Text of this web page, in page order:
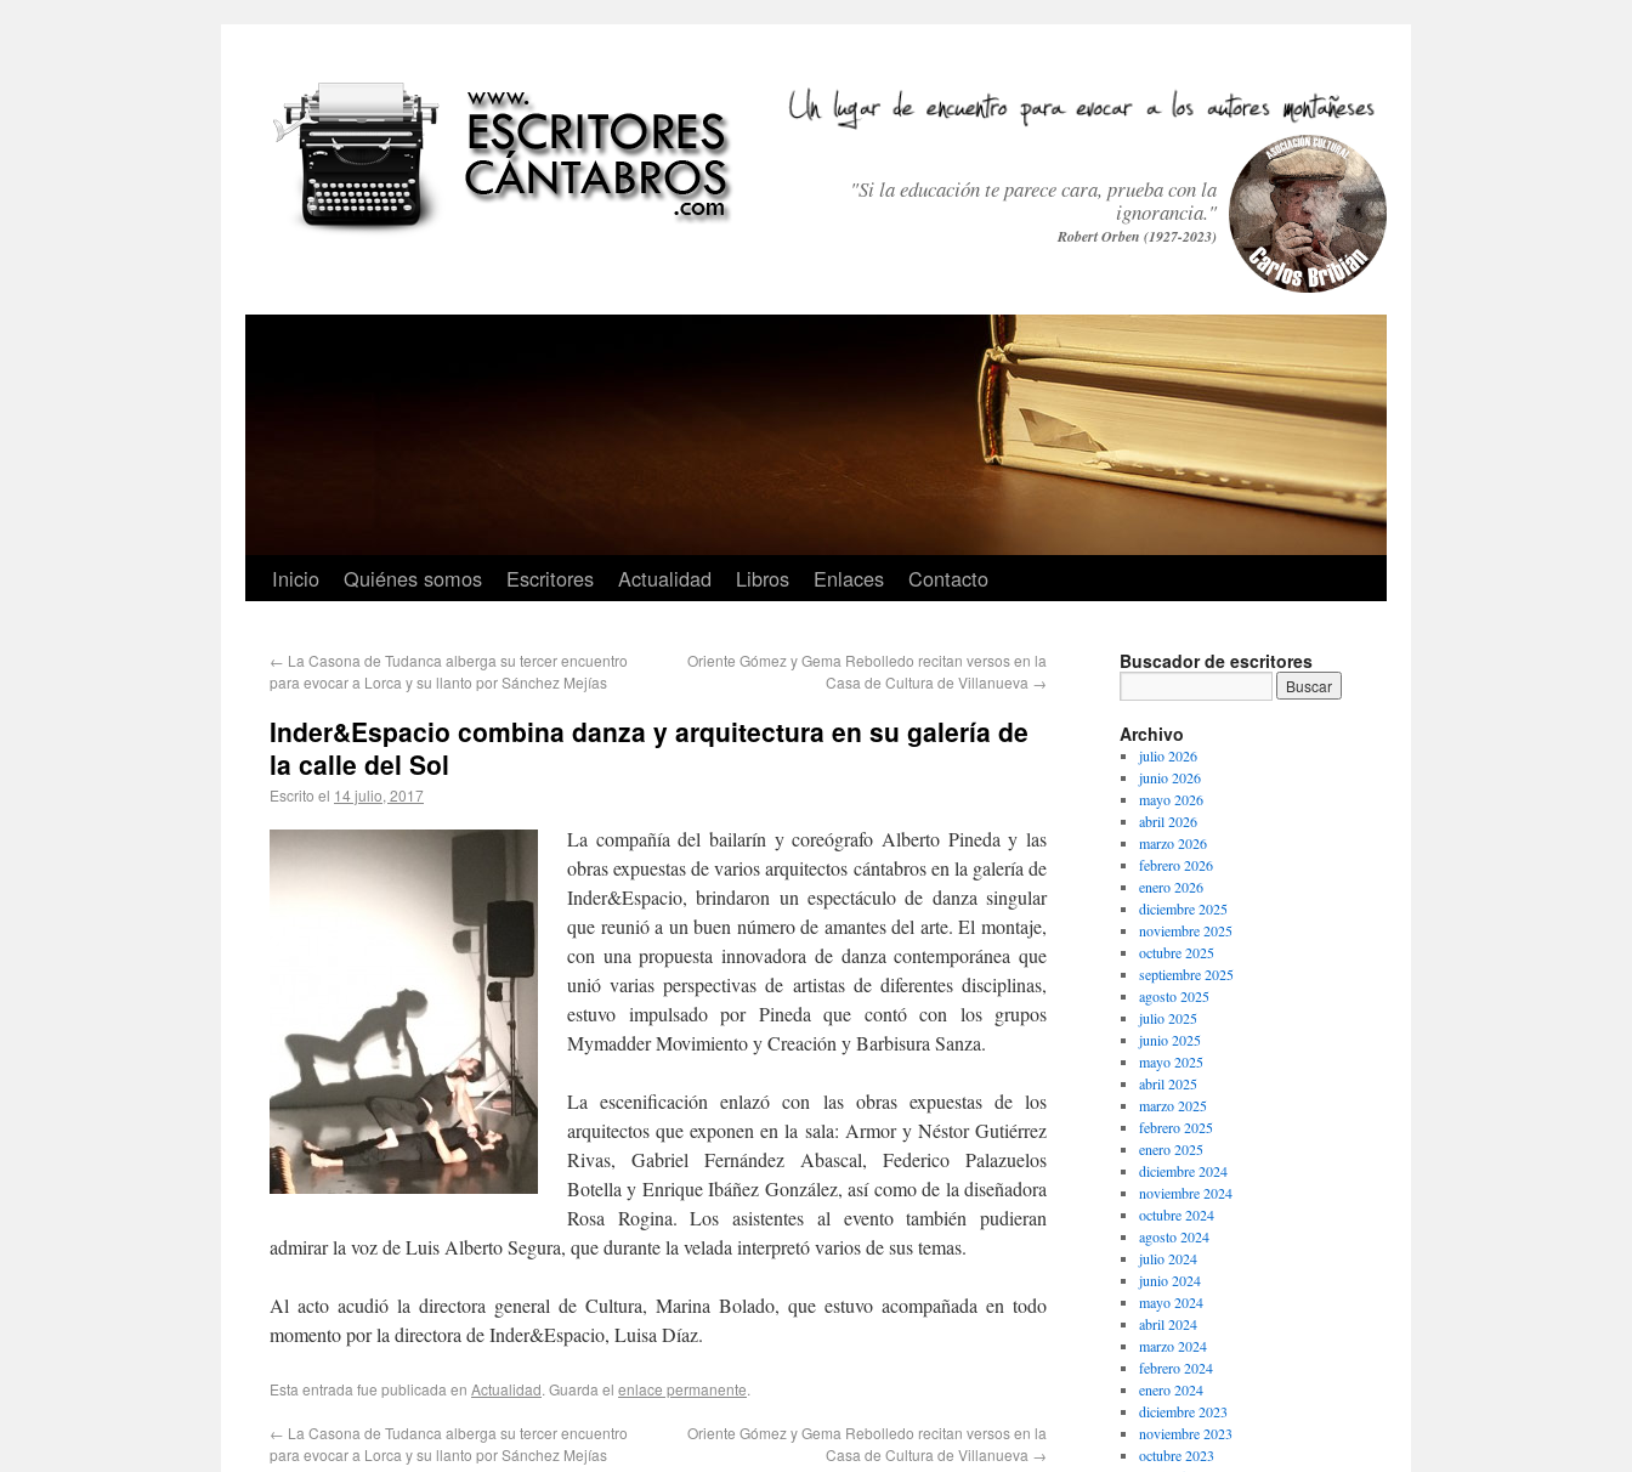
"Si la educación te parece cara, prueba con la
ignorancia."
Robert Orben (1927-2023)
Inicio Quiénes somos Escritores Actualidad Libros Enlaces Contacto
← La Casona de Tudanca alberga su tercer encuentro
para evocar a Lorca y su llanto por Sánchez Mejías
Oriente Gómez y Gema Rebolledo recitan versos en la
Casa de Cultura de Villanueva →
Inder&Espacio combina danza y arquitectura en su galería de
la calle del Sol
Escrito el 14 julio, 2017
La compañía del bailarín y coreógrafo Alberto Pineda y las
obras expuestas de varios arquitectos cántabros en la galería de
Inder&Espacio, brindaron un espectáculo de danza singular
que reunió a un buen número de amantes del arte. El montaje,
con una propuesta innovadora de danza contemporánea que
unió varias perspectivas de artistas de diferentes disciplinas,
estuvo impulsado por Pineda que contó con los grupos
Mymadder Movimiento y Creación y Barbisura Sanza.
La escenificación enlazó con las obras expuestas de los
arquitectos que exponen en la sala: Armor y Néstor Gutiérrez
Rivas, Gabriel Fernández Abascal, Federico Palazuelos
Botella y Enrique Ibáñez González, así como de la diseñadora
Rosa Rogina. Los asistentes al evento también pudieran
admirar la voz de Luis Alberto Segura, que durante la velada interpretó varios de sus temas.
Al acto acudió la directora general de Cultura, Marina Bolado, que estuvo acompañada en todo
momento por la directora de Inder&Espacio, Luisa Díaz.
Esta entrada fue publicada en Actualidad. Guarda el enlace permanente.
← La Casona de Tudanca alberga su tercer encuentro
para evocar a Lorca y su llanto por Sánchez Mejías
Oriente Gómez y Gema Rebolledo recitan versos en la
Casa de Cultura de Villanueva →
Buscador de escritores
Archivo
julio 2026
junio 2026
mayo 2026
abril 2026
marzo 2026
febrero 2026
enero 2026
diciembre 2025
noviembre 2025
octubre 2025
septiembre 2025
agosto 2025
julio 2025
junio 2025
mayo 2025
abril 2025
marzo 2025
febrero 2025
enero 2025
diciembre 2024
noviembre 2024
octubre 2024
agosto 2024
julio 2024
junio 2024
mayo 2024
abril 2024
marzo 2024
febrero 2024
enero 2024
diciembre 2023
noviembre 2023
octubre 2023